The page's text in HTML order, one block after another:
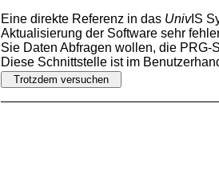
Eine direkte Referenz in das UnivIS
Aktualisierung der Software sehr
Sie Daten Abfragen wollen, die PRG-
Diese Schnittstelle ist im